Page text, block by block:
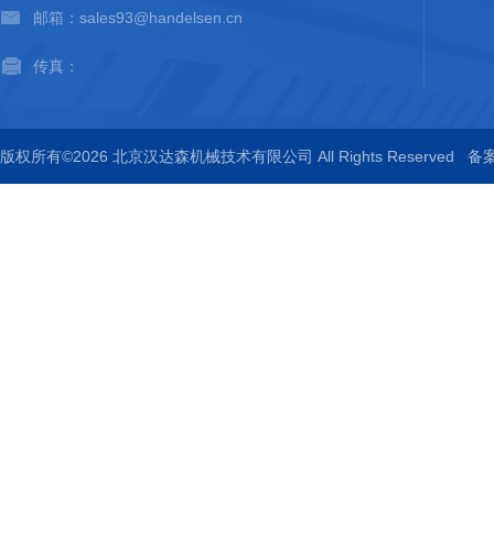
邮箱：sales93@handelsen.cn
传真：
版权所有©2026 北京汉达森机械技术有限公司 All Rights Reserved 备